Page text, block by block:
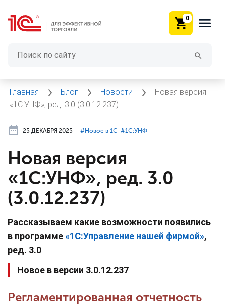
0
Главная Блог Новости
Новая версия
«1С:УНФ», ред. 3.0 (3.0.12.237)
25 ДЕКАБРЯ 2025 #⁣Новое в 1С #⁣1С:УНФ
Новая версия
«1С:УНФ», ред. 3.0
(3.0.12.237)
Рассказываем какие возможности появились
в программе«1С:Управление нашей фирмой»,
ред. 3.0
Новое в версии 3.0.12.237
Регламентированная отчетность